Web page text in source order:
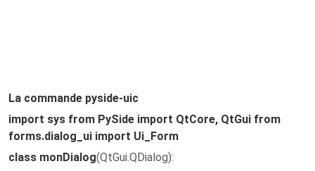
La commande pyside-uic
import sys from PySide import QtCore, QtGui from
forms.dialog_ui import Ui_Form
class monDialog(QtGui.QDialog):